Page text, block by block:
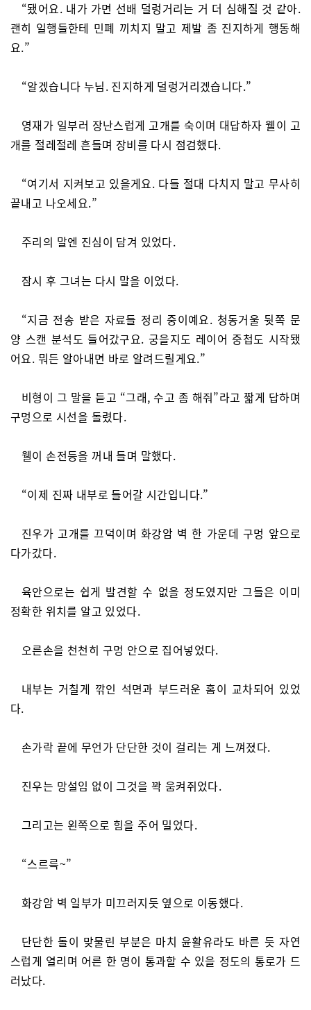
“됐어요. 내가 가면 선배 덜렁거리는 거 더 심해질 것 같아.
괜히 일행들한테 민폐 끼치지 말고 제발 좀 진지하게 행동해
요.”
“알겠습니다 누님. 진지하게 덜렁거리겠습니다.”
영재가 일부러 장난스럽게 고개를 숙이며 대답하자 웰이 고
개를 절레절레 흔들며 장비를 다시 점검했다.
“여기서 지켜보고 있을게요. 다들 절대 다치지 말고 무사히
끝내고 나오세요.”
주리의 말엔 진심이 담겨 있었다.
잠시 후 그녀는 다시 말을 이었다.
“지금 전송 받은 자료들 정리 중이예요. 청동거울 뒷쪽 문
양 스캔 분석도 들어갔구요. 궁을지도 레이어 중첩도 시작됐
어요. 뭐든 알아내면 바로 알려드릴게요.”
비형이 그 말을 듣고 “그래, 수고 좀 해줘”라고 짧게 답하며
구멍으로 시선을 돌렸다.
웰이 손전등을 꺼내 들며 말했다.
“이제 진짜 내부로 들어갈 시간입니다.”
진우가 고개를 끄덕이며 화강암 벽 한 가운데 구멍 앞으로
다가갔다.
육안으로는 쉽게 발견할 수 없을 정도였지만 그들은 이미
정확한 위치를 알고 있었다.
오른손을 천천히 구멍 안으로 집어넣었다.
내부는 거칠게 깎인 석면과 부드러운 홈이 교차되어 있었
다.
손가락 끝에 무언가 단단한 것이 걸리는 게 느껴졌다.
진우는 망설임 없이 그것을 꽉 움켜쥐었다.
그리고는 왼쪽으로 힘을 주어 밀었다.
“스르륵~”
화강암 벽 일부가 미끄러지듯 옆으로 이동했다.
단단한 돌이 맞물린 부분은 마치 윤활유라도 바른 듯 자연
스럽게 열리며 어른 한 명이 통과할 수 있을 정도의 통로가 드
러났다.